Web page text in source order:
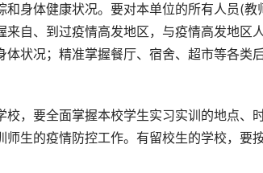
和身体健康状况。要对本单位的所有人员(
来自、到过疫情高发地区，与疫情高发地区
体状况；精准掌握餐厅、宿舍、超市等各类
校，要全面掌握本校学生实习实训的地点、
师生的疫情防控工作。有留校生的学校，要